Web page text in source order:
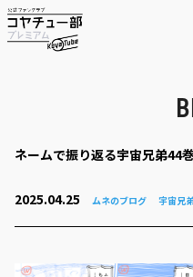
ネームで振り返る宇宙兄弟44
2025.04.25 ムネのブログ 宇宙兄